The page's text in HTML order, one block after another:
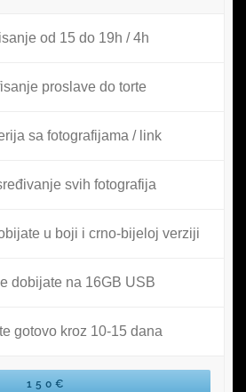
od 15 do 19h / 4h
proslave do torte
sa fotografijama / link
svih fotografija
u boji i crno-bijeloj verziji
dobijate na 16GB USB
gotovo kroz 10-15 dana
150€